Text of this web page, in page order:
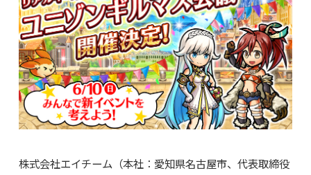
株式会社エイチーム（本社：愛知県名古屋市、代表取締役